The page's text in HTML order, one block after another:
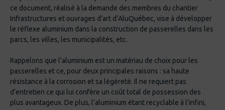
ce document, réalisé à la demande des membres du chantier
Infrastructures et ouvrages d’art d’AluQuébec, vise à développer
le réflexe aluminium dans la construction de passerelles dans les
parcs, les villes, les municipalités, etc.
Rappelons que l’aluminium est un matériau de choix pour les
passerelles et ce, pour deux principales raisons : sa haute
résistance à la corrosion et sa légèreté. Il ne requiert pas
d’entretien ce qui lui confère un coût total de possession des
plus avantageux. De plus, l’aluminium étant recyclable à l’infini,